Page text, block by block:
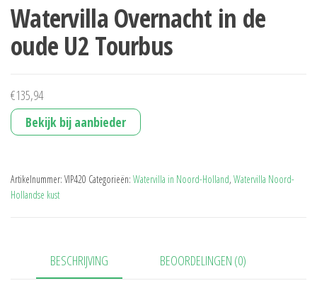
Watervilla Overnacht in de
oude U2 Tourbus
€135,94
Bekijk bij aanbieder
Artikelnummer: VIP420 Categorieën: Watervilla in Noord-Holland, Watervilla Noord-
Hollandse kust
BESCHRIJVING BEOORDELINGEN (0)